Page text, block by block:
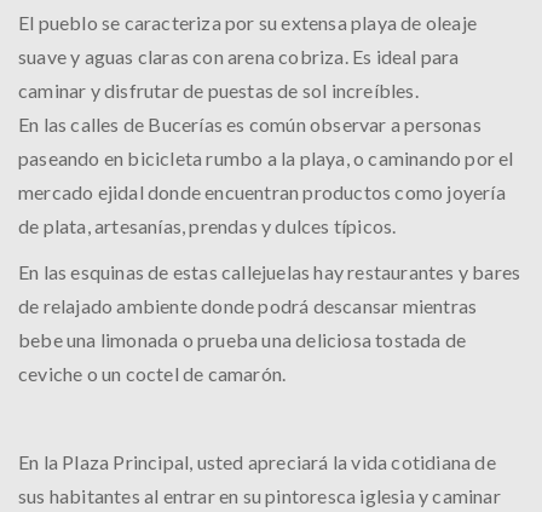
El pueblo se caracteriza por su extensa playa de oleaje
suave y aguas claras con arena cobriza. Es ideal para
caminar y disfrutar de puestas de sol increíbles.
En las calles de Bucerías es común observar a personas
paseando en bicicleta rumbo a la playa, o caminando por el
mercado ejidal donde encuentran productos como joyería
de plata, artesanías, prendas y dulces típicos.
En las esquinas de estas callejuelas hay restaurantes y bares
de relajado ambiente donde podrá descansar mientras
bebe una limonada o prueba una deliciosa tostada de
ceviche o un coctel de camarón.
En la Plaza Principal, usted apreciará la vida cotidiana de
sus habitantes al entrar en su pintoresca iglesia y caminar